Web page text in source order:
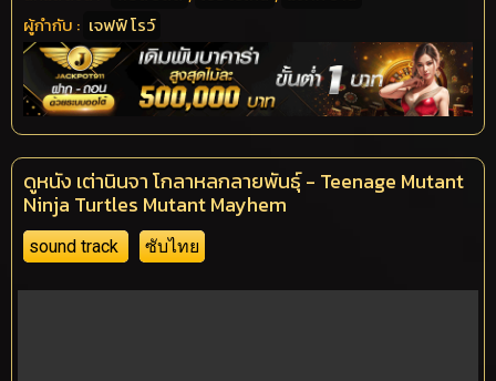
ผู้กำกับ : เจฟฟ์ โรว์
ดูหนัง เต่านินจา โกลาหลกลายพันธุ์ - Teenage Mutant
Ninja Turtles Mutant Mayhem
sound track ซับไทย